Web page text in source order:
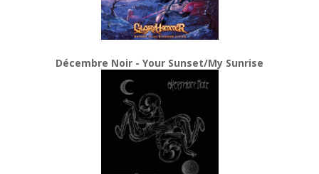
Décembre Noir - Your Sunset/My Sunrise